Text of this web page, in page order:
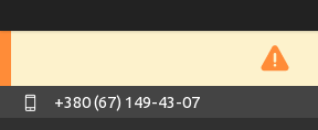
+380 (67) 149-43-07